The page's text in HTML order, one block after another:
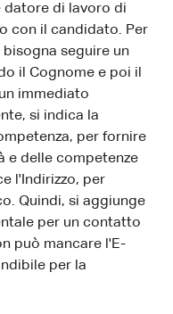
datore di lavoro di
con il candidato. Per
seguire un
il Cognome e poi il
immediato
si indica la
per fornire
e delle competenze
l'Indirizzo, per
Quindi, si aggiunge
per un contatto
può mancare l'E-
per la